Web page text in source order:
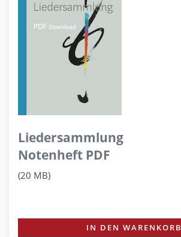
Liedersammlung
Notenheft PDF
(20 MB)
IN DEN WARENKORB